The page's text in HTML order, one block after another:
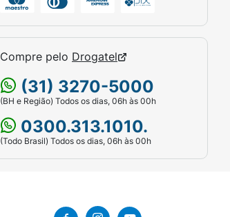
Compre pelo Drogatel
(31) 3270-5000
(BH e Região) Todos os dias, 06h às 00h
0300.313.1010.
(Todo Brasil) Todos os dias, 06h às 00h